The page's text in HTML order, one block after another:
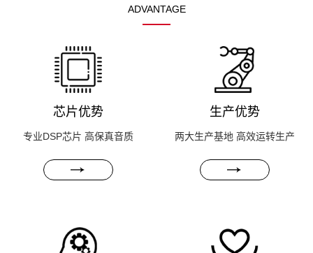
ADVANTAGE
芯片优势
专业DSP芯片 高保真音质
生产优势
两大生产基地 高效运转生产